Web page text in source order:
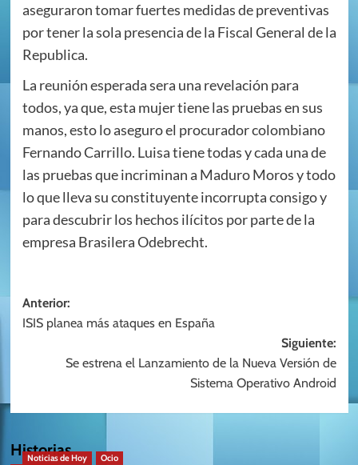
aseguraron tomar fuertes medidas de preventivas
por tener la sola presencia de la Fiscal General de la
Republica.
La reunión esperada sera una revelación para
todos, ya que, esta mujer tiene las pruebas en sus
manos, esto lo aseguro el procurador colombiano
Fernando Carrillo. Luisa tiene todas y cada una de
las pruebas que incriminan a Maduro Moros y todo
lo que lleva su constituyente incorrupta consigo y
para descubrir los hechos ilícitos por parte de la
empresa Brasilera Odebrecht.
Navegación
de
entradas
Anterior:
ISIS planea más ataques en España
Siguiente:
Se estrena el Lanzamiento de la Nueva Versión de
Sistema Operativo Android
Historias
Noticias de Hoy Ocio